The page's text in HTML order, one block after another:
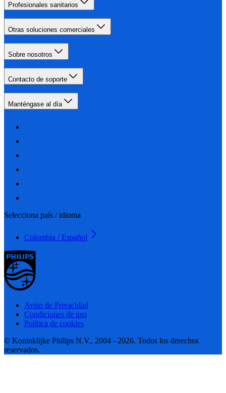
Profesionales sanitarios
Otras soluciones comerciales
Sobre nosotros
Contacto de soporte
Manténgase al día
Selecciona país / idioma
Colombia / Español
Aviso de Privacidad
Condiciones de uso
Política de cookies
© Koninklijke Philips N.V., 2004 - 2026. Todos los derechos
reservados.